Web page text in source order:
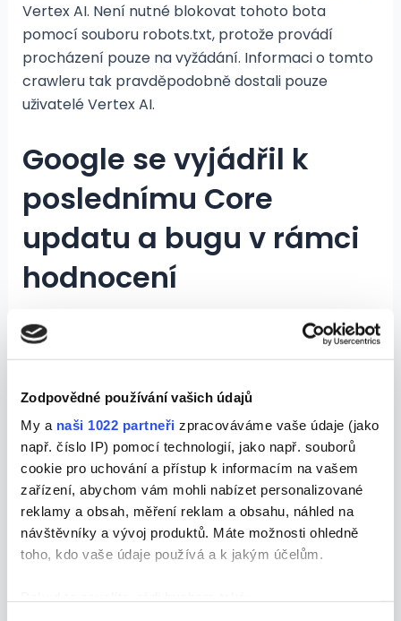
Zodpovědné používání vašich údajů
My a naši 1022 partneři zpracováváme vaše údaje (jako
např. číslo IP) pomocí technologií, jako např. souborů
cookie pro uchování a přístup k informacím na vašem
zařízení, abychom vám mohli nabízet personalizované
reklamy a obsah, měření reklam a obsahu, náhled na
návštěvníky a vývoj produktů. Máte možnosti ohledně
toho, kdo vaše údaje používá a k jakým účelům.
Vertex AI. Není nutné blokovat tohoto bota
pomocí souboru robots.txt, protože provádí
procházení pouze na vyžádání. Informaci o tomto
crawleru tak pravděpodobně dostali pouze
uživatelé Vertex AI.
Google se vyjádřil k
poslednímu Core
updatu a bugu v rámci
hodnocení
John Mueller z Googlu v nedávném rozhovoru
vysvětlil, že je vždy důležité počkat na dokončení
její dopady na pozice webu. Vzhledem k tomu, že
se aktualizace kryje s opravou jiného problému v
hodnocení, může být obtížné určit, která změna
způsobila konkrétní výkyvy. Mueller doporučuje
nezaměřovat se na jednotlivé změny, ale na
celkovou kvalitu webu, a neodkládat vylepšení
stránek, i když je aktualizace stále v procesu. V
momentě, kdy čtete tuto novinku už je chyba v
souzníme. Důrazně doporučujeme nedělat